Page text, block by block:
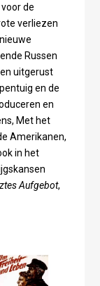
de
verliezen
Russen
uitgerust
en de
en
Met het
Amerikanen,
in het
Aufgebot,